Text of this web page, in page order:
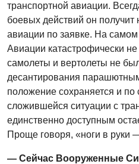
транспортной авиации.
боевых действий он получит
авиации по заявке. На самом
Авиации катастрофически
самолеты и вертолеты не
десантирования
положение сохраняется и
сложившейся ситуации с
единственно доступным
Проще говоря, «ноги в руки
— Сейчас Вооруженные